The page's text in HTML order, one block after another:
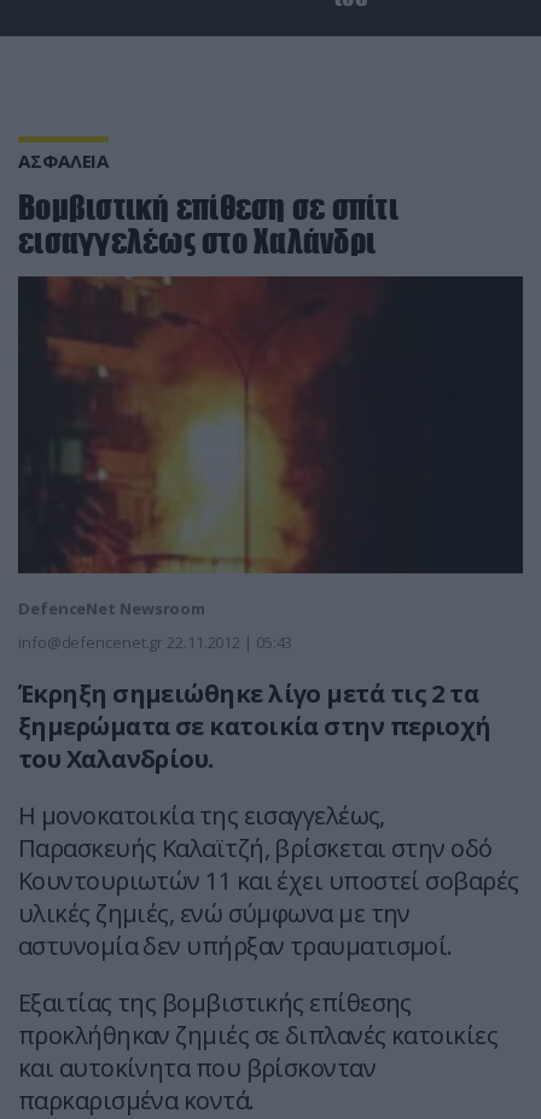
ΑΣΦΑΛΕΙΑ
Βομβιστική επίθεση σε σπίτι
εισαγγελέως στο Χαλάνδρι
DefenceNet Newsroom
info@defencenet.gr 22.11.2012 | 05:43
Έκρηξη σημειώθηκε λίγο μετά τις 2 τα
ξημερώματα σε κατοικία στην περιοχή
του Χαλανδρίου.
Η μονοκατοικία της εισαγγελέως,
Παρασκευής Καλαϊτζή, βρίσκεται στην οδό
Κουντουριωτών 11 και έχει υποστεί σοβαρές
υλικές ζημιές, ενώ σύμφωνα με την
αστυνομία δεν υπήρξαν τραυματισμοί.
Εξαιτίας της βομβιστικής επίθεσης
προκλήθηκαν ζημιές σε διπλανές κατοικίες
και αυτοκίνητα που βρίσκονταν
παρκαρισμένα κοντά.